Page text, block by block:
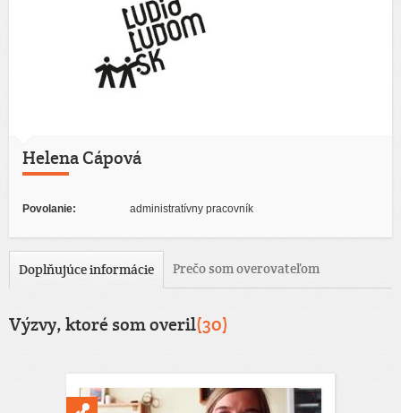
Helena Cápová
Povolanie: administratívny pracovník
Doplňujúce informácie Prečo som overovateľom
Výzvy, ktoré som overil(30)